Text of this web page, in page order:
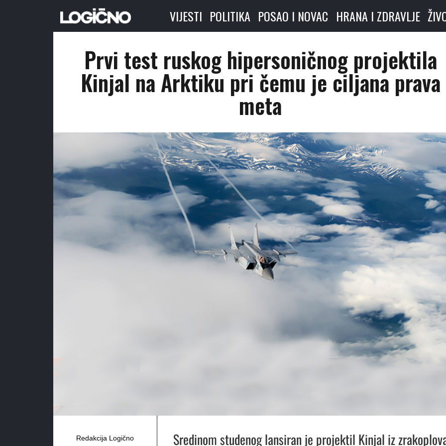
VIJESTI POLITIKA POSAO I NOVAC HRANA I ZDRAVLJE
Prvi test ruskog hipersoničnog projektila
Kinjal na Arktiku pri čemu je ciljana prava
meta
Redakcija Logično Sredinom studenog lansiran je projektil Kinjal iz